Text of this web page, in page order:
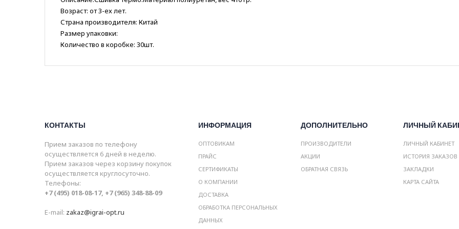
Возраст: от 3-ех лет.
Страна производителя: Китай
Размер упаковки:
Количество в коробке: 30шт.
КОНТАКТЫ
Прием заказов по телефону
осуществляется 6 дней в неделю.
Прием заказов через корзину покупок
осуществляется круглосуточно.
Телефоны:
+7 (495) 018-08-17, +7 (965) 348-88-09
E-mail: zakaz@igrai-opt.ru
ИНФОРМАЦИЯ
ОПТОВИКАМ
ПРАЙС
СЕРТИФИКАТЫ
О КОМПАНИИ
ДОСТАВКА
ОБРАБОТКА ПЕРСОНАЛЬНЫХ
ДАННЫХ
ДОПОЛНИТЕЛЬНО
ПРОИЗВОДИТЕЛИ
АКЦИИ
ОБРАТНАЯ СВЯЗЬ
ЛИЧНЫЙ
ЛИЧНЫЙ КАБИНЕТ
ИСТОРИЯ ЗАКАЗОВ
ЗАКЛАДКИ
КАРТА САЙТА